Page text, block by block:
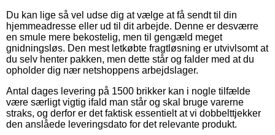
Du kan lige så vel udse dig at vælge at få sendt til din
hjemmeadresse eller ud til dit arbejde. Denne er desværre
en smule mere bekostelig, men til gengæld meget
gnidningsløs. Den mest letkøbte fragtløsning er utvivlsomt at
du selv henter pakken, men dette står og falder med at du
opholder dig nær netshoppens arbejdslager.
Antal dages levering på 1500 brikker kan i nogle tilfælde
være særligt vigtig ifald man står og skal bruge varerne
straks, og derfor er det faktisk essentielt at vi dobbelttjekker
den anslåede leveringsdato for det relevante produkt.